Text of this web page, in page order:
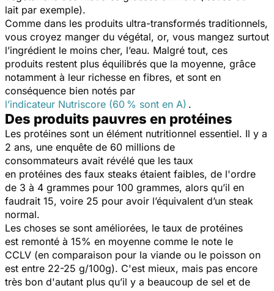
lait par exemple).
Comme dans les produits ultra-transformés traditionnels,
vous croyez manger du végétal, or, vous mangez surtout
l’ingrédient le moins cher, l’eau. Malgré tout, ces
produits restent plus équilibrés que la moyenne, grâce
notamment à leur richesse en fibres, et sont en
conséquence bien notés par
l’indicateur Nutriscore (60 % sont en A) .
Des produits pauvres en protéines
Les protéines sont un élément nutritionnel essentiel. Il y a
2 ans, une enquête de 60 millions de
consommateurs avait révélé que les taux
en protéines des faux steaks étaient faibles, de l'ordre
de 3 à 4 grammes pour 100 grammes, alors qu’il en
faudrait 15, voire 25 pour avoir l’équivalent d’un steak
normal.
Les choses se sont améliorées, le taux de protéines
est remonté à 15% en moyenne comme le note le
CCLV (en comparaison pour la viande ou le poisson on
est entre 22-25 g/100g). C'est mieux, mais pas encore
très bon d'autant plus qu’il y a beaucoup de sel et de